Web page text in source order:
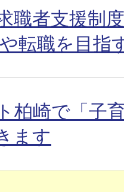
職者支援制
転職を目指
柏崎で「子
ます